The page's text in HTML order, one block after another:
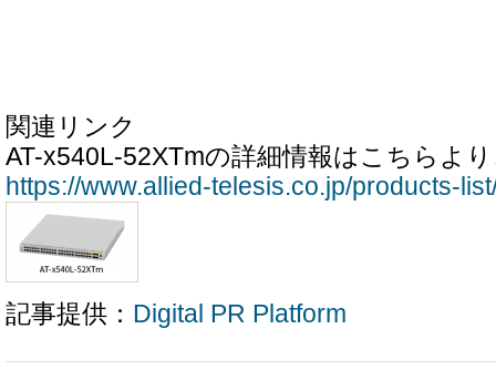
関連リンク
AT-x540L-52XTmの詳細情報はこちらよ
https://www.allied-telesis.co.jp/products-
記事提供： Digital PR Platform